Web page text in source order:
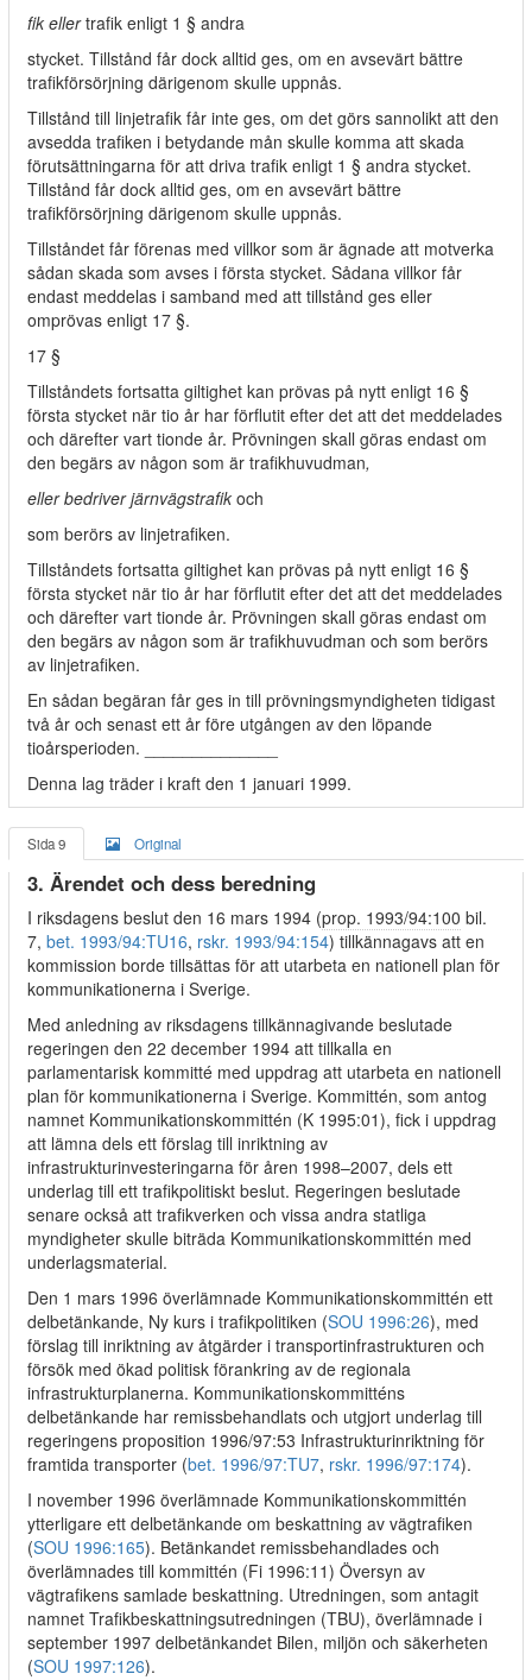
fik ellertrafik enligt 1 § andra
stycket. Tillstånd får dock alltid ges, om en avsevärt bättre
trafikförsörjning därigenom skulle uppnås.
Tillstånd till linjetrafik får inte ges, om det görs sannolikt att den
avsedda trafiken i betydande mån skulle komma att skada
förutsättningarna för att driva trafik enligt 1 § andra stycket.
Tillstånd får dock alltid ges, om en avsevärt bättre
trafikförsörjning därigenom skulle uppnås.
Tillståndet får förenas med villkor som är ägnade att motverka
sådan skada som avses i första stycket. Sådana villkor får
endast meddelas i samband med att tillstånd ges eller
omprövas enligt 17 §.
17 §
Tillståndets fortsatta giltighet kan prövas på nytt enligt 16 §
första stycket när tio år har förflutit efter det att det meddelades
och därefter vart tionde år. Prövningen skall göras endast om
den begärs av någon som är trafikhuvudman,
eller bedriver järnvägstrafik och
som berörs av linjetrafiken.
Tillståndets fortsatta giltighet kan prövas på nytt enligt 16 §
första stycket när tio år har förflutit efter det att det meddelades
och därefter vart tionde år. Prövningen skall göras endast om
den begärs av någon som är trafikhuvudman och som berörs
av linjetrafiken.
En sådan begäran får ges in till prövningsmyndigheten tidigast
två år och senast ett år före utgången av den löpande
tioårsperioden. ______________
Denna lag träder i kraft den 1 januari 1999.
Sida 9 Original
3. Ärendet och dess beredning
I riksdagens beslut den 16 mars 1994 (prop. 1993/94:100 bil.
7, bet. 1993/94:TU16, rskr. 1993/94:154) tillkännagavs att en
kommission borde tillsättas för att utarbeta en nationell plan för
kommunikationerna i Sverige.
Med anledning av riksdagens tillkännagivande beslutade
regeringen den 22 december 1994 att tillkalla en
parlamentarisk kommitté med uppdrag att utarbeta en nationell
plan för kommunikationerna i Sverige. Kommittén, som antog
namnet Kommunikationskommittén (K 1995:01), fick i uppdrag
att lämna dels ett förslag till inriktning av
infrastrukturinvesteringarna för åren 1998–2007, dels ett
underlag till ett trafikpolitiskt beslut. Regeringen beslutade
senare också att trafikverken och vissa andra statliga
myndigheter skulle biträda Kommunikationskommittén med
underlagsmaterial.
Den 1 mars 1996 överlämnade Kommunikationskommittén ett
delbetänkande, Ny kurs i trafikpolitiken (SOU 1996:26), med
förslag till inriktning av åtgärder i transportinfrastrukturen och
försök med ökad politisk förankring av de regionala
infrastrukturplanerna. Kommunikationskommitténs
delbetänkande har remissbehandlats och utgjort underlag till
regeringens proposition 1996/97:53 Infrastrukturinriktning för
framtida transporter (bet. 1996/97:TU7, rskr. 1996/97:174).
I november 1996 överlämnade Kommunikationskommittén
ytterligare ett delbetänkande om beskattning av vägtrafiken
(SOU 1996:165). Betänkandet remissbehandlades och
överlämnades till kommittén (Fi 1996:11) Översyn av
vägtrafikens samlade beskattning. Utredningen, som antagit
namnet Trafikbeskattningsutredningen (TBU), överlämnade i
september 1997 delbetänkandet Bilen, miljön och säkerheten
(SOU 1997:126).